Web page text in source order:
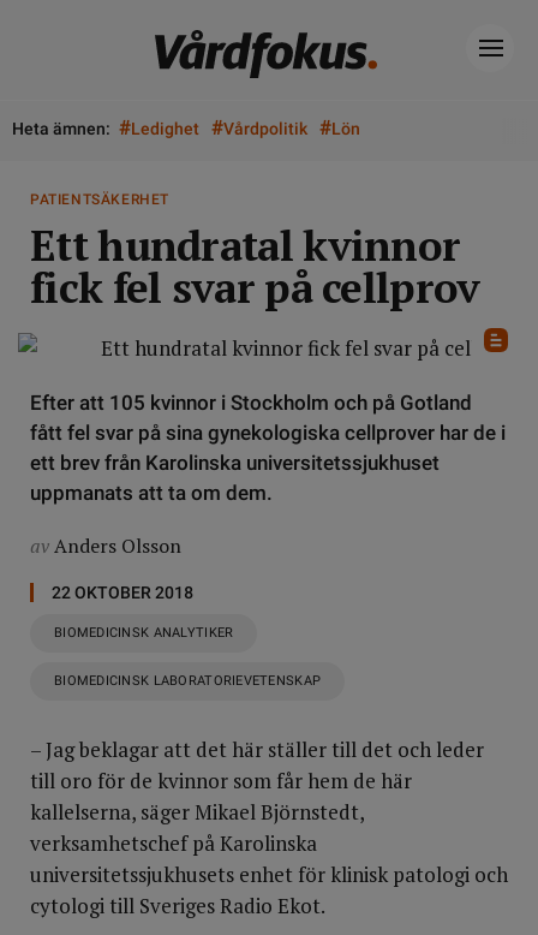
Heta ämnen: #Ledighet #Vårdpolitik #Lön
PATIENTSÄKERHET
Ett hundratal kvinnor
fick fel svar på cellprov
Efter att 105 kvinnor i Stockholm och på Gotland
fått fel svar på sina gynekologiska cellprover har de i
ett brev från Karolinska universitetssjukhuset
uppmanats att ta om dem.
avAnders Olsson
22 OKTOBER 2018
BIOMEDICINSK ANALYTIKER
BIOMEDICINSK LABORATORIEVETENSKAP
– Jag beklagar att det här ställer till det och leder
till oro för de kvinnor som får hem de här
kallelserna, säger Mikael Björnstedt,
verksamhetschef på Karolinska
universitetssjukhusets enhet för klinisk patologi och
cytologi till Sveriges Radio Ekot.